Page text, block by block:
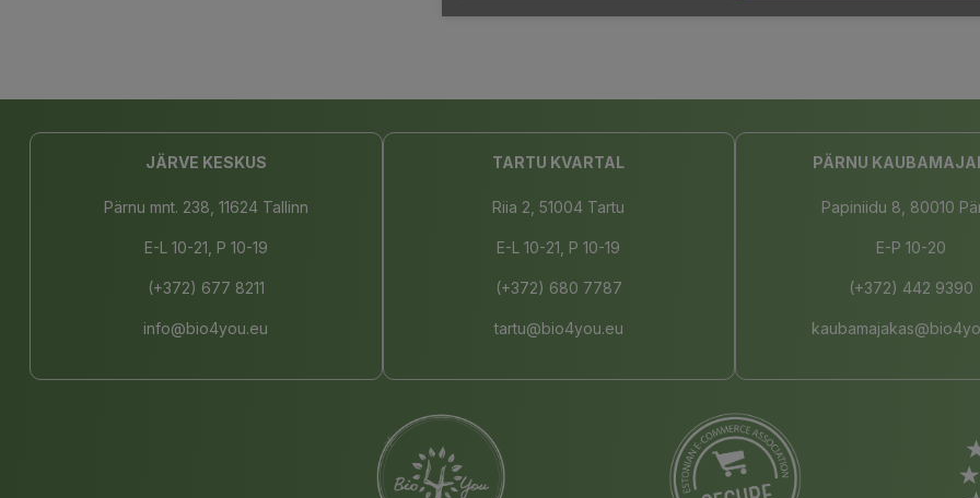
JÄRVE KESKUS
Pärnu mnt. 238, 11624 Tallinn
E-L 10-21, P 10-19
(+372) 677 8211
info@bio4you.eu
TARTU KVARTAL
Riia 2, 51004 Tartu
E-L 10-21, P 10-19
(+372) 680 7787
tartu@bio4you.eu
PÄRNU
Papiniidu 8, 80010
E-P 10-20
(+372) 442 9390